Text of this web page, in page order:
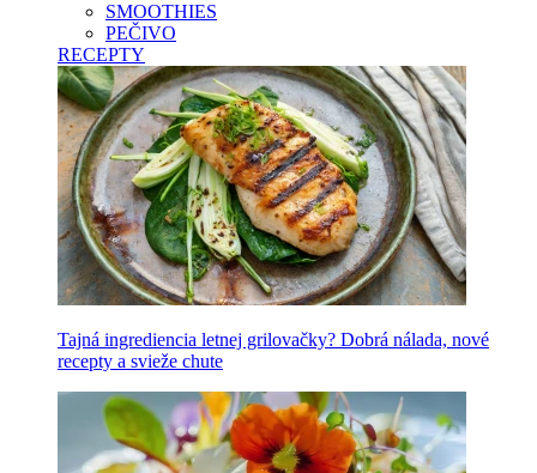
SMOOTHIES
PEČIVO
RECEPTY
Tajná ingrediencia letnej grilovačky? Dobrá nálada, nové
recepty a svieže chute